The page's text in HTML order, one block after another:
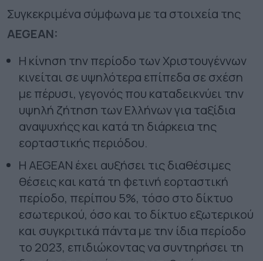
Συγκεκριμένα σύμφωνα με τα στοιχεία της
AEGEAN:
Η κίνηση την περίοδο των Χριστουγέννων
κινείται σε υψηλότερα επίπεδα σε σχέση
με πέρυσι, γεγονός που καταδεικνύει την
υψηλή ζήτηση των Ελλήνων για ταξίδια
αναψυχήςς και κατά τη διάρκεια της
εορταστικής περιόδου.
Η AEGEAN έχει αυξήσει τις διαθέσιμες
θέσεις και κατά τη φετινή εορταστική
περίοδο, περίπου 5%, τόσο στο δίκτυο
εσωτερικού, όσο και το δίκτυο εξωτερικού
και συγκριτικά πάντα με την ίδια περίοδο
το 2023, επιδιώκοντας να συντηρήσει τη